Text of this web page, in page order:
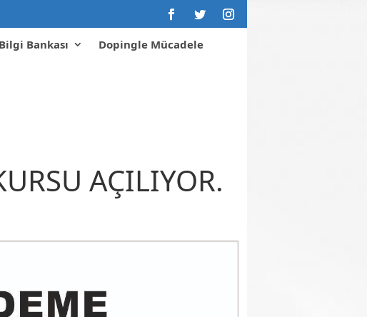
Bilgi Bankası Dopingle Mücadele
AÇILIYOR.